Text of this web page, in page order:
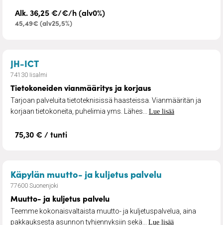
Alk. 36,25 €/€/h (alv0%)
45,49€ (alv25,5%)
JH-ICT– Tietokoneiden vianmääritys ja korjaus
74130 Iisalmi
Tietokoneiden vianmääritys ja korjaus
Tarjoan palveluita tietoteknisissä haasteissa. Vianmääritän ja
korjaan tietokoneita, puhelimia yms. Lähes... Lue lisää
75,30 € / tunti
Käpylän muutto- ja kuljetus palvelu
77600 Suonenjoki
Muutto- ja kuljetus palvelu
Teemme kokonaisvaltaista muutto- ja kuljetuspalvelua, aina
pakkauksesta asunnon tyhjennyksiin sekä... Lue lisää